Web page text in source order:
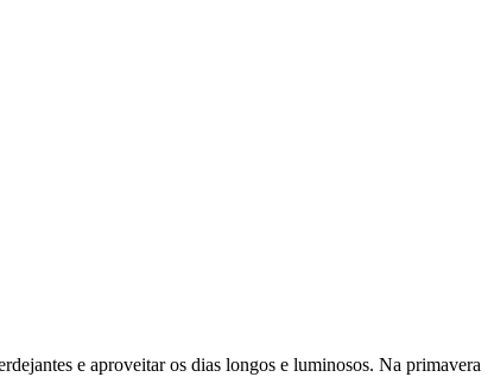
e aproveitar os dias longos e luminosos. Na primavera